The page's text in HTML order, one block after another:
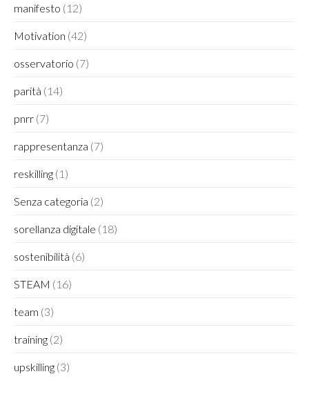
manifesto (12)
Motivation (42)
osservatorio (7)
parità (14)
pnrr (7)
rappresentanza (7)
reskilling (1)
Senza categoria (2)
sorellanza digitale (18)
sostenibilità (6)
STEAM (16)
team (3)
training (2)
upskilling (3)